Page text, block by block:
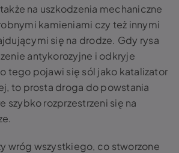
na uszkodzenia mechaniczne
kamieniami czy też innymi
się na drodze. Gdy rysa
antykorozyjne i odkryje
tego pojawi się sól jako katalizator
to prosta droga do powstania
szybko rozprzestrzeni się na
wróg wszystkiego, co stworzone